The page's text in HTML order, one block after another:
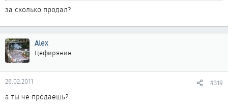
за сколько продал?
Alex
Цефирянин
26.02.2011 #319
а ты че продаешь?